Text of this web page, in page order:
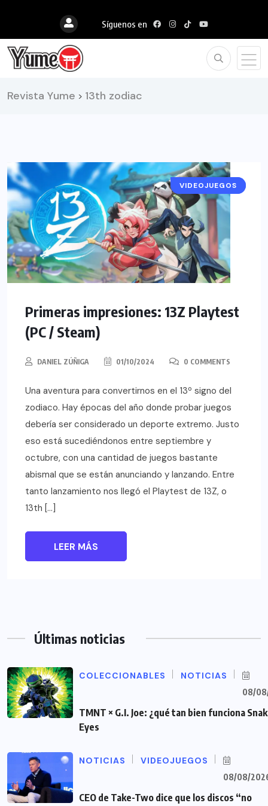
Síguenos en
Revista Yume > 13th zodiac
RESEÑAS
VIDEOJUEGOS
Primeras impresiones: 13Z Playtest
(PC / Steam)
DANIEL ZÚÑIGA 01/10/2024 0 COMMENTS
Una aventura para convertirnos en el 13º signo del
zodiaco. Hay épocas del año donde probar juegos
debería ser considerado un deporte extremo. Justo
eso está sucediéndonos entre septiembre y
octubre, con una cantidad de juegos bastante
abismal que se están anunciando y lanzando. Entre
tanto lanzamiento nos llegó el Playtest de 13Z, o
13th […]
LEER MÁS
Últimas noticias
COLECCIONABLES NOTICIAS
08/
TMNT × G.I. Joe: ¿qué tan bien funciona
Eyes
NOTICIAS VIDEOJUEGOS
08/08/
CEO de Take-Two dice que los discos “no